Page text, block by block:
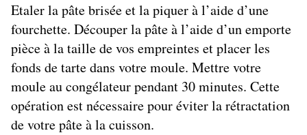
Etaler la pâte brisée et la piquer à l’aide d’une
fourchette. Découper la pâte à l’aide d’un emporte
pièce à la taille de vos empreintes et placer les
fonds de tarte dans votre moule. Mettre votre
moule au congélateur pendant 30 minutes. Cette
opération est nécessaire pour éviter la rétractation
de votre pâte à la cuisson.